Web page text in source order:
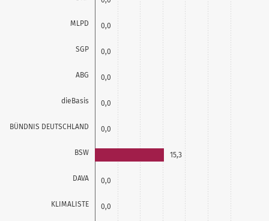
MLPD
SGP
ABG
dieBasis
BÜNDNIS DEUTSCHLAND
BSW
DAVA
KLIMALISTE
0,0
0,0
0,0
0,0
0,0
15,3
0,0
0,0